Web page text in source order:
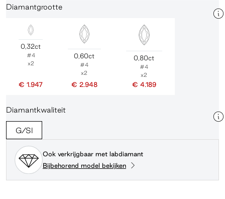
Diamantgrootte
0,32ct
#4
x2
€ 1.947
0,60ct
#4
x2
€ 2.948
0,80ct
#4
x2
€ 4.189
Diamantkwaliteit
G/SI
Ook verkrijgbaar met labdiamant
Bijbehorend model bekijken